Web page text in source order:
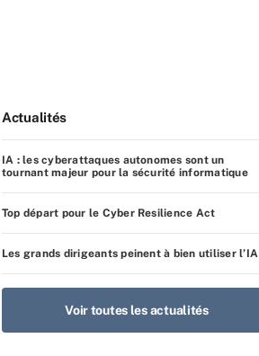
Actualités
IA : les cyberattaques autonomes sont un
tournant majeur pour la sécurité informatique
Top départ pour le Cyber Resilience Act
Les grands dirigeants peinent à bien utiliser l’IA
Voir toutes les actualités